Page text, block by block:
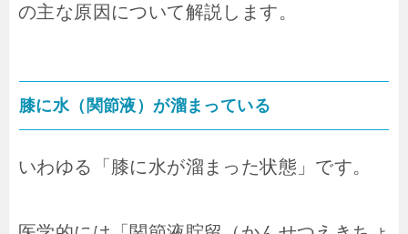
の主な原因について解説します。
膝に水（関節液）が溜まっている
いわゆる「膝に水が溜まった状態」です。